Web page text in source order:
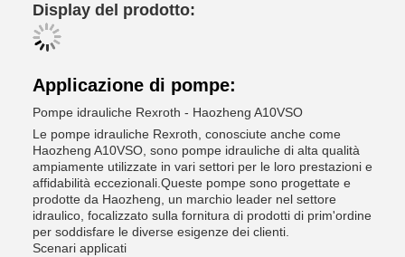
Display del prodotto:
Applicazione di pompe:
Pompe idrauliche Rexroth - Haozheng A10VSO
Le pompe idrauliche Rexroth, conosciute anche come
Haozheng A10VSO, sono pompe idrauliche di alta qualità
ampiamente utilizzate in vari settori per le loro prestazioni e
affidabilità eccezionali.Queste pompe sono progettate e
prodotte da Haozheng, un marchio leader nel settore
idraulico, focalizzato sulla fornitura di prodotti di prim'ordine
per soddisfare le diverse esigenze dei clienti.
Scenari applicati